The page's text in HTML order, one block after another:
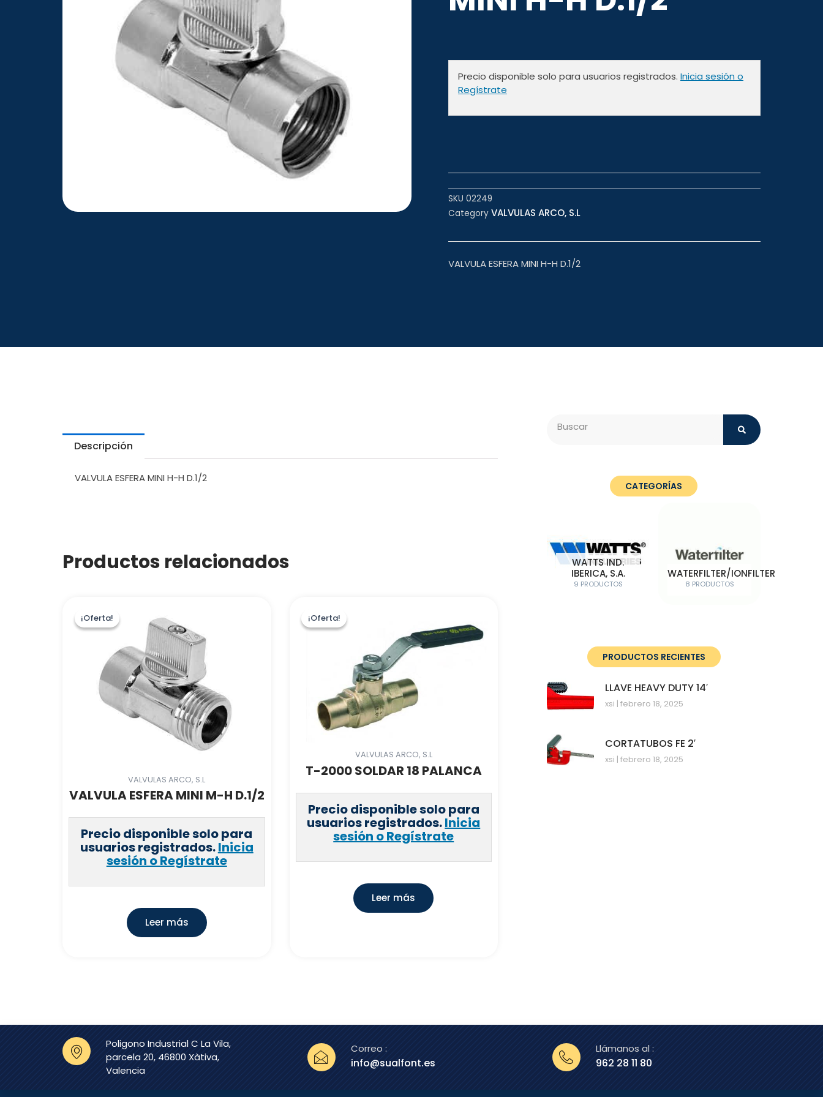
Precio disponible solo para usuarios registrados. Inicia sesión o
Regístrate
SKU 02249
Category VALVULAS ARCO, S.L
VALVULA ESFERA MINI H-H D.1/2
Descripción
VALVULA ESFERA MINI H-H D.1/2
Productos relacionados
¡Oferta!
¡Oferta!
VALVULAS ARCO, S.L
VALVULA ESFERA MINI M-H D.1/2
Precio disponible solo para
usuarios registrados.Inicia
sesión o Regístrate
Leer más
¡Oferta!
¡Oferta!
VALVULAS ARCO, S.L
T-2000 SOLDAR 18 PALANCA
Precio disponible solo para
usuarios registrados.Inicia
sesión o Regístrate
Leer más
CATEGORÍAS
WATTS IND.
IBERICA, S.A.
9 PRODUCTOS
WATERFILTER/IONFILTER
8 PRODUCTOS
PRODUCTOS RECIENTES
LLAVE HEAVY DUTY 14′
xsi febrero 18, 2025
CORTATUBOS FE 2′
xsi febrero 18, 2025
Poligono Industrial C La Vila,
parcela 20, 46800 Xàtiva,
Valencia
Correo :
info@sualfont.es
Llámanos al :
962 28 11 80